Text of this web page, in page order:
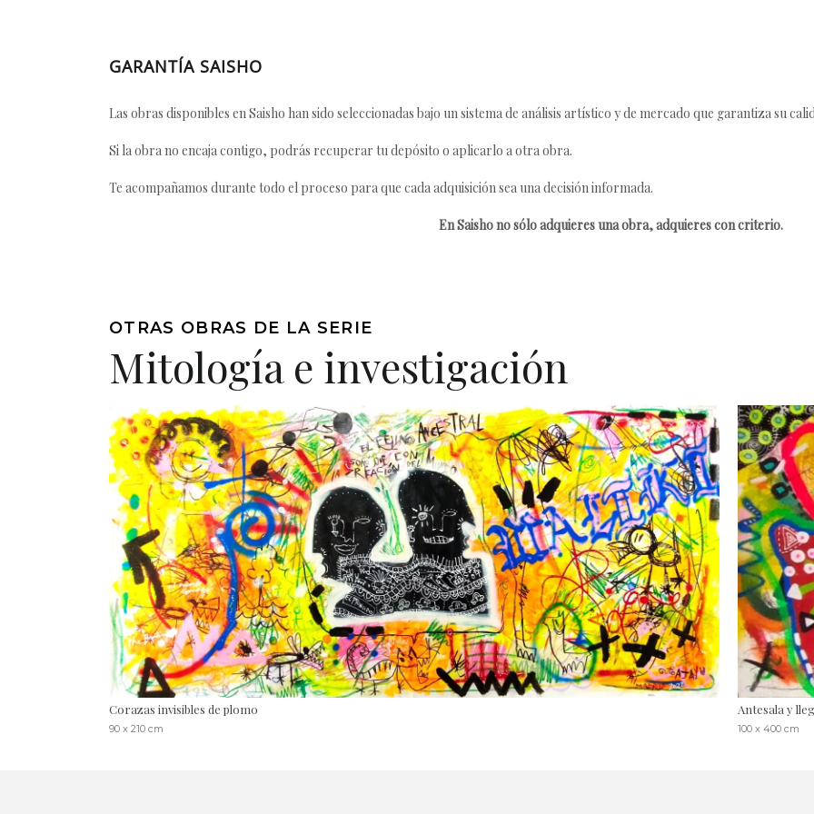
GARANTÍA SAISHO
Las obras disponibles en Saisho han sido seleccionadas bajo un sistema de análisis artístico y de mercado que garantiza su
Si la obra no encaja contigo, podrás recuperar tu depósito o aplicarlo a otra obra.
Te acompañamos durante todo el proceso para que cada adquisición sea una decisión informada.
En Saisho no sólo adquieres una obra, adquieres con criterio.
OTRAS OBRAS DE LA SERIE
Mitología e investigación
Corazas invisibles de plomo
90 x 210 cm
Antesala y
100 x 400 cm